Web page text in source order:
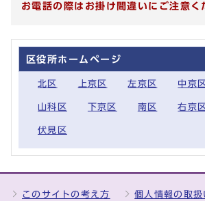
お電話の際はお掛け間違いにご注意く
区役所ホームページ
北区 上京区 左京区 中京
山科区 下京区 南区 右京
伏見区
このサイトの考え方 個人情報の取扱